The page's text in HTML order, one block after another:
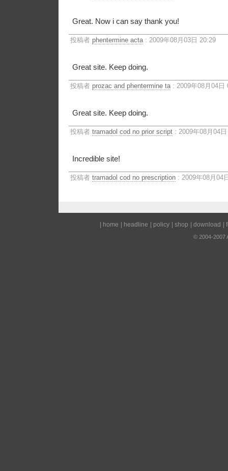
Great. Now i can say thank you!
投稿者 phentermine acta: 2009年08月03日 20:29
Great site. Keep doing.
投稿者 prozac and phentermine ta: 2009年08月04日
Great site. Keep doing.
投稿者 tramadol cod no prior script : 2009年08月04
Incredible site!
投稿者 tramadol cod no prescription : 2009年08月04
home headline policy shop download
© 2004-2007